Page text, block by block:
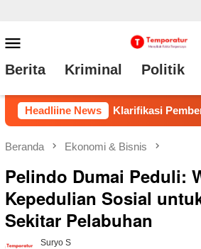
ke
konten
Mobile
Berita Kriminal Politik
Headliine News
Beras Merek “NUR”, Distributor
Beranda Ekonomi & Bisnis
Pelindo Dumai Peduli:
Kepedulian Sosial
Sekitar Pelabuhan
Suryo S